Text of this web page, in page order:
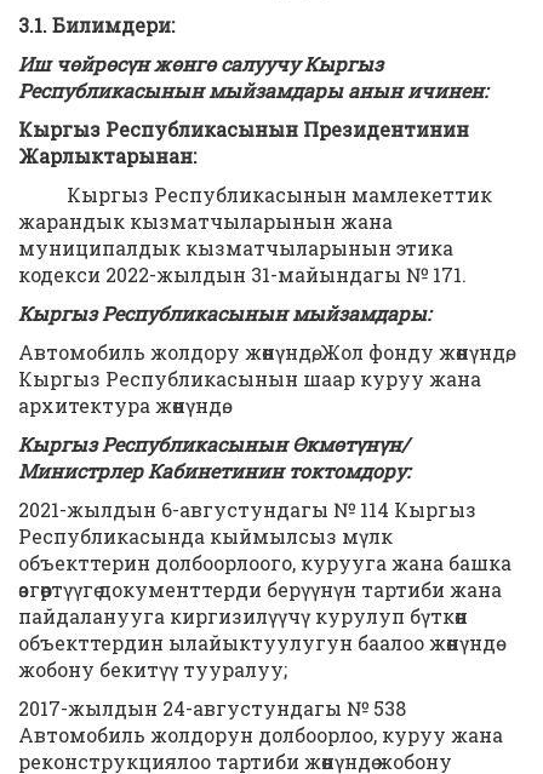
3.1. Билимдери:
Иш чөйрөсүн жөнгө салуучу Кыргыз
Республикасынын мыйзамдары анын ичинен:
Кыргыз Республикасынын Президентинин
Жарлыктарынан:
Кыргыз Республикасынын мамлекеттик
жарандык кызматчыларынын жана
муниципалдык кызматчыларынын этика
кодекси 2022-жылдын 31-майындагы № 171.
Кыргыз Республикасынын мыйзамдары:
Автомобиль жолдору жөнүндө, Жол фонду жөнүндө,
Кыргыз Республикасынын шаар куруу жана
архитектура жөнүндө.
Кыргыз Республикасынын Өкмөтүнүн/
Министрлер Кабинетинин токтомдору:
2021-жылдын 6-августундагы № 114 Кыргыз
Республикасында кыймылсыз мүлк
объекттерин долбоорлоого, курууга жана башка
өзгөртүүгө документтерди берүүнүн тартиби жана
пайдаланууга киргизилүүчү курулуп бүткөн
объекттердин ылайыктуулугун баалоо жөнүндө
жобону бекитүү тууралуу;
2017-жылдын 24-августундагы № 538
Автомобиль жолдорун долбоорлоо, куруу жана
реконструкциялоо тартиби жөнүндө жобону